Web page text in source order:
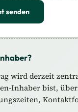
senden
wird derzeit
Inhaber bist,